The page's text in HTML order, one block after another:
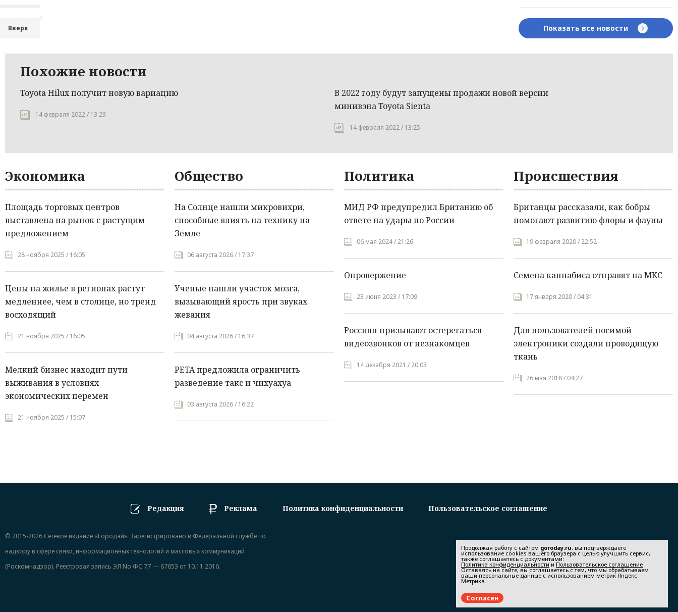
Вверх Показать все новости
Похожие новости
Toyota Hilux получит новую вариацию
14 февраля 2022 / 13:23
В 2022 году будут запущены продажи новой версии
минивэна Toyota Sienta
14 февраля 2022 / 13:25
Экономика
Площадь торговых центров
выставлена на рынок с растущим
предложением
28 ноября 2025 / 16:05
Цены на жилье в регионах растут
медленнее, чем в столице, но тренд
восходящий
21 ноября 2025 / 16:05
Мелкий бизнес находит пути
выживания в условиях
экономических перемен
21 ноября 2025 / 15:07
Общество
На Солнце нашли микровихри,
способные влиять на технику на
Земле
06 августа 2026 / 17:37
Ученые нашли участок мозга,
вызывающий ярость при звуках
жевания
04 августа 2026 / 16:37
PETA предложила ограничить
разведение такс и чихуахуа
03 августа 2026 / 16:22
Политика
МИД РФ предупредил Британию об
ответе на удары по России
06 мая 2024 / 21:26
Опровержение
23 июня 2023 / 17:09
Россиян призывают остерегаться
видеозвонков от незнакомцев
14 декабря 2021 / 20:03
Происшествия
Британцы рассказали, как бобры
помогают развитию флоры и фауны
19 февраля 2020 / 22:52
Семена каннабиса отправят на МКС
17 января 2020 / 04:31
Для пользователей носимой
электроники создали проводящую
ткань
26 мая 2018 / 04:27
Редакция Реклама Политика конфиденциальности Пользовательское соглашение
© 2015-2026 Сетевое издание «Городэй». Зарегистрировано в Федеральной службе по
надзору в сфере связи, информационных технологий и массовых коммуникаций
(Роскомнадзор). Реестровая запись ЭЛ No ФС 77 — 67653 от 10.11.2016.
Продолжая работу с сайтом goroday.ru, вы подтверждаете
использование cookies вашего браузера с целью улучшить сервис,
также соглашаетесь с документами:
Политика конфиденциальности и Пользовательское соглашение
Оставаясь на сайте, вы соглашаетесь с тем, что мы обрабатываем
ваши персональные данные с использованием метрик Яндекс
Метрика.
Согласен